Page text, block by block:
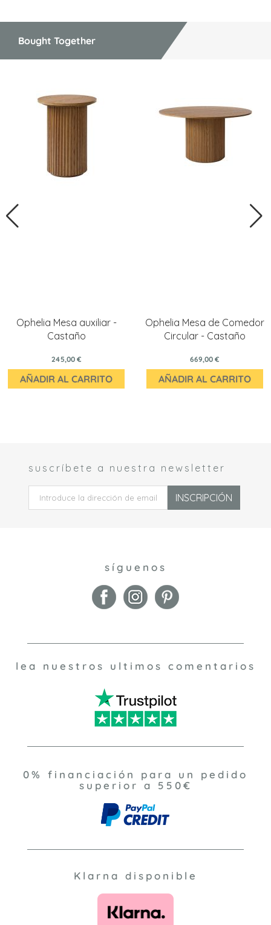
Bought Together
Ophelia Mesa auxiliar -
Castaño
245,00 €
AÑADIR AL CARRITO
Ophelia Mesa de Comedor
Circular - Castaño
669,00 €
AÑADIR AL CARRITO
suscríbete a nuestra newsletter
INSCRIPCIÓN
síguenos
lea nuestros ultimos comentarios
0% financiación para un pedido
superior a 550€
Klarna disponible